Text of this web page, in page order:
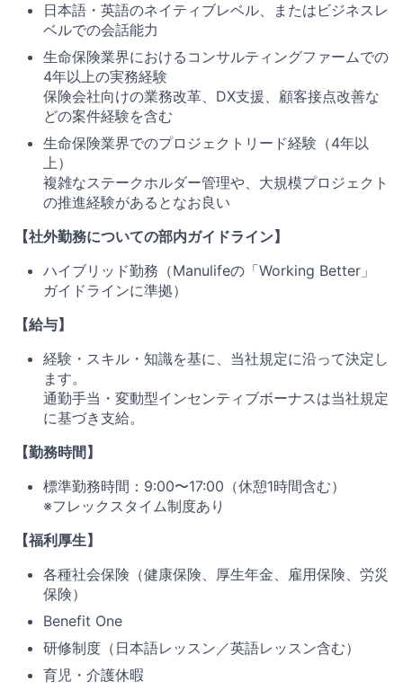
日本語・英語のネイティブレベル、またはビジネスレ
ベルでの会話能力
生命保険業界におけるコンサルティングファームでの
4年以上の実務経験
保険会社向けの業務改革、DX支援、顧客接点改善な
どの案件経験を含む
生命保険業界でのプロジェクトリード経験（4年以
上）
複雑なステークホルダー管理や、大規模プロジェクト
の推進経験があるとなお良い
【社外勤務についての部内ガイドライン】
ハイブリッド勤務（Manulifeの「Working Better」
ガイドラインに準拠）
【給与】
経験・スキル・知識を基に、当社規定に沿って決定し
ます。
通勤手当・変動型インセンティブボーナスは当社規定
に基づき支給。
【勤務時間】
標準勤務時間：9:00〜17:00（休憩1時間含む）
※フレックスタイム制度あり
【福利厚生】
各種社会保険（健康保険、厚生年金、雇用保険、労災
保険）
Benefit One
研修制度（日本語レッスン／英語レッスン含む）
育児・介護休暇